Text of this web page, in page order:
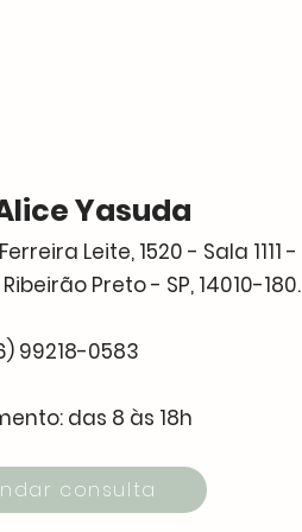
Yasuda
Leite, 1520 - Sala 1111 -
Preto - SP, 14010-180.
99218-0583
das 8 às 18h
consulta